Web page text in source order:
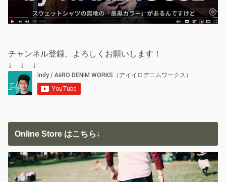
チャンネル登録、よろしくお願いします！
↓ ↓ ↓
Online Store はこちら↓